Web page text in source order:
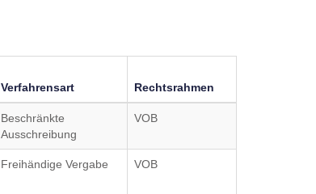
Verfahrensart Rechtsrahmen
Beschränkte
Ausschreibung
VOB
Freihändige Vergabe VOB